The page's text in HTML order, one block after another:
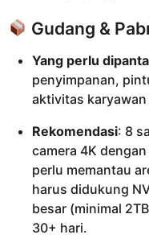
Gudang &
Yang perlu
penyimpanan,
aktivitas
Rekomendasi: 8
camera 4K
perlu memantau
harus didukung
besar (minimal
30+ hari.